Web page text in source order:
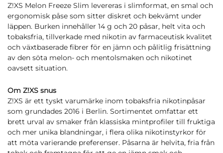
Z!XS Melon Freeze Slim levereras i slimformat, en smal och
ergonomisk påse som sitter diskret och bekvämt under
läppen. Burken innehåller 14 g och 20 påsar, helt vita och
tobaksfria, tillverkade med nikotin av farmaceutisk kvalitet
och växtbaserade fibrer för en jämn och pålitlig frisättning
av den söta melon- och mentolsmaken och nikotinet
oavsett situation.
Om Z!XS snus
Z!XS är ett tyskt varumärke inom tobaksfria nikotinpåsar
som grundades 2016 i Berlin. Sortimentet omfattar ett
brett urval av smaker från klassiska mintprofiler till fruktiga
och mer unika blandningar, i flera olika nikotinstyrkor för
att möta varierande preferenser. Påsarna är helvita, fria från